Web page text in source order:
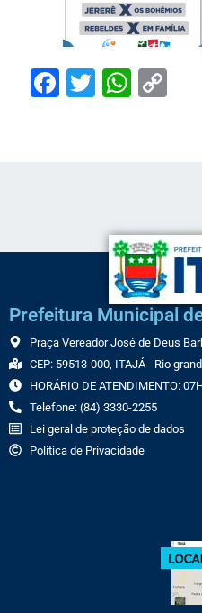
Facebook
Twitter
Prefeitura Municipal
Praça Vereador José de Deus
CEP: 59513-000, ITAJÁ - Rio
HORÁRIO DE ATENDIMENTO:
Telefone: (84) 3330-2255
Lei geral de proteção de dados
Política de Privacidade